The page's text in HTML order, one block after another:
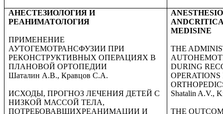
АНЕСТЕЗИОЛОГИЯ И
РЕАНИМАТОЛОГИЯ
ПРИМЕНЕНИЕ
АУТОГЕМОТРАНСФУЗИИ ПРИ
РЕКОНСТРУКТИВНЫХ ОПЕРАЦИЯХ В
ПЛАНОВОЙ ОРТОПЕДИИ
Шаталин А.В., Кравцов С.А.
ИСХОДЫ, ПРОГНОЗ ЛЕЧЕНИЯ ДЕТЕЙ С
НИЗКОЙ МАССОЙ ТЕЛА,
ПОТРЕБОВАВШИХРЕАНИМАЦИИ И
MEDISINE
THE
DURING
Shatalin A.V.,
THE